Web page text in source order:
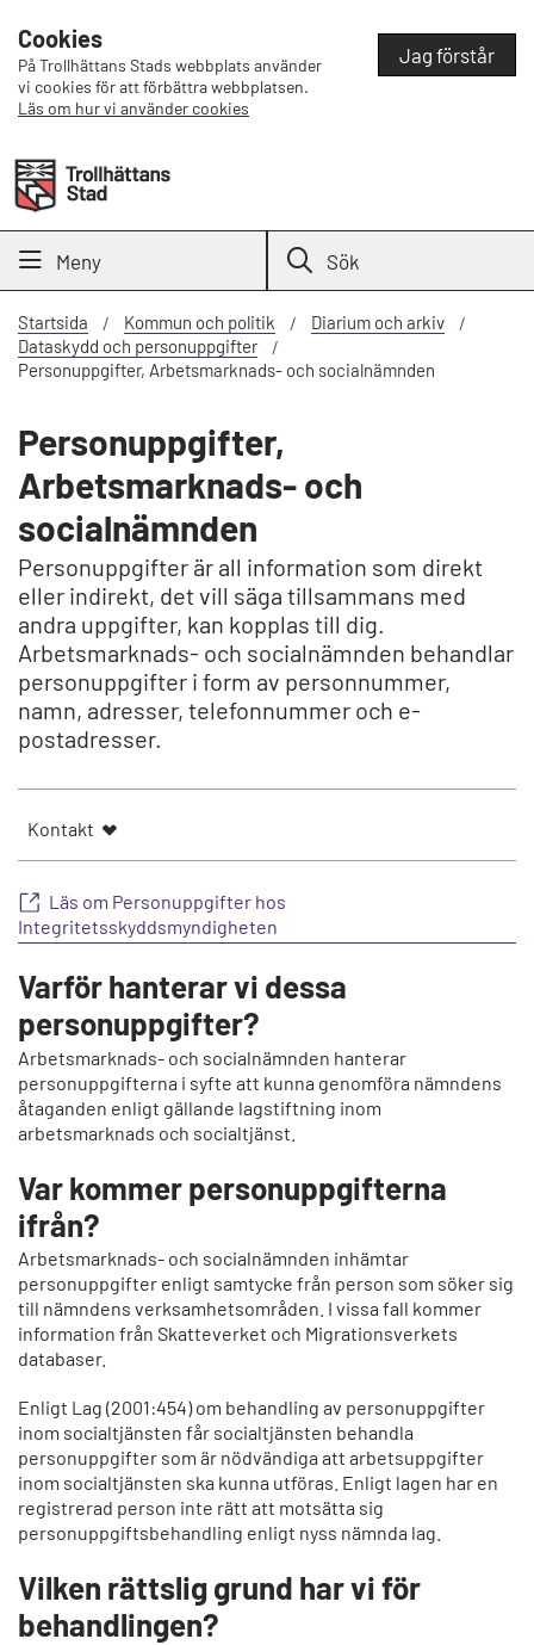
Cookies
På Trollhättans Stads webbplats använder
vi cookies för att förbättra webbplatsen.
Läs om hur vi använder cookies
Jag förstår
Meny Sök
Startsida Kommun och politik
Diarium och arkiv
Dataskydd och personuppgifter
Personuppgifter, Arbetsmarknads- och socialnämnden
Personuppgifter,
Arbetsmarknads- och
socialnämnden
Personuppgifter är all information som direkt
eller indirekt, det vill säga tillsammans med
andra uppgifter, kan kopplas till dig.
Arbetsmarknads- och socialnämnden behandlar
personuppgifter i form av personnummer,
namn, adresser, telefonnummer och e-
postadresser.
Kontakt
Läs om Personuppgifter hos
Integritetsskyddsmyndigheten
Varför hanterar vi dessa
personuppgifter?
Arbetsmarknads- och socialnämnden hanterar
personuppgifterna i syfte att kunna genomföra nämndens
åtaganden enligt gällande lagstiftning inom
arbetsmarknads och socialtjänst.
Var kommer personuppgifterna
ifrån?
Arbetsmarknads- och socialnämnden inhämtar
personuppgifter enligt samtycke från person som söker sig
till nämndens verksamhetsområden. I vissa fall kommer
information från Skatteverket och Migrationsverkets
databaser.
Enligt Lag (2001:454) om behandling av personuppgifter
inom socialtjänsten får socialtjänsten behandla
personuppgifter som är nödvändiga att arbetsuppgifter
inom socialtjänsten ska kunna utföras. Enligt lagen har en
registrerad person inte rätt att motsätta sig
personuppgiftsbehandling enligt nyss nämnda lag.
Vilken rättslig grund har vi för
behandlingen?